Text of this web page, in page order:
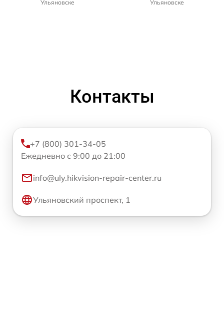
Ульяновске
Ульяновске
Контакты
+7 (800) 301-34-05
Ежедневно с 9:00 до 21:00
info@uly.hikvision-repair-center.ru
Ульяновский проспект, 1